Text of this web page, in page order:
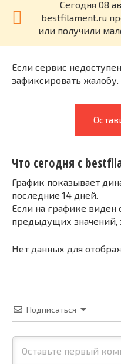
Cегодня 08
bestfilament.ru
или получили
Если сервис
зафиксировать жалобу.
Что сегодня с
График показывает
последние 14 дней.
Если на графике
предыдущих значений,
Нет данных для
Подписаться